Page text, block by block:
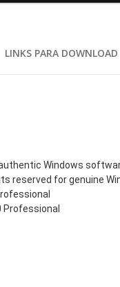
LINKS PARA DOWNLOAD
Windows
reserved for genuine
Professional